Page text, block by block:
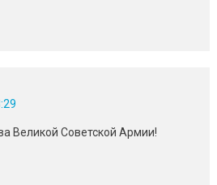
Великой Советской Армии!